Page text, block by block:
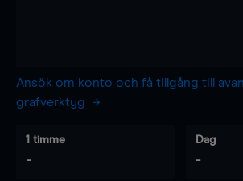
Ansök om konto och få tillgång till
grafverktyg
1 timme
-
Dag
-